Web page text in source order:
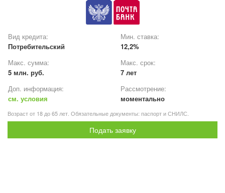
Вид кредита:
Потребительский
Мин. ставка:
12,2%
Макс. сумма:
5 млн. руб.
Макс. срок:
7 лет
Доп. информация:
см. условия
Рассмотрение:
моментально
Возраст от 18 до 65 лет. Обязательные документы: паспорт и СНИЛС.
Подать заявку